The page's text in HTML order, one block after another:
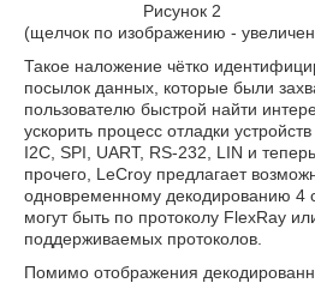
Рисунок 2
(щелчок по изображению -
Такое наложение чётко
посылок данных, которые были
пользователю быстрой найти
ускорить процесс отладки
I2C, SPI, UART, RS-232, LIN и
прочего, LeCroy предлагает
одновременному декодированию 4
могут быть по протоколу FlexRay
поддерживаемых протоколов.
Помимо отображения